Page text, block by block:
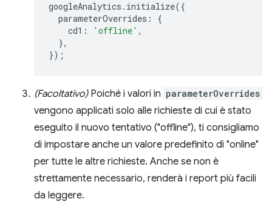
googleAnalytics . initialize({
parameterOverrides :
{
cd1 : 'offline' ,
},
});
(Facoltativo)Poiché i valori in parameterOverrides
vengono applicati solo alle richieste di cui è stato
eseguito il nuovo tentativo ("offline"), ti consigliamo
di impostare anche un valore predefinito di "online"
per tutte le altre richieste. Anche se non è
strettamente necessario, renderà i report più facili
da leggere.